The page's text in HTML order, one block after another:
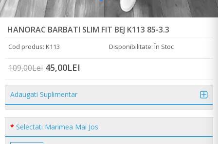
HANORAC BARBATI SLIM FIT BEJ K113 85-3.3
Cod produs: K113 Disponibilitate: În Stoc
109,00Lei 45,00LEI
Adaugati Suplimentar
Selectati Marimea Mai Jos